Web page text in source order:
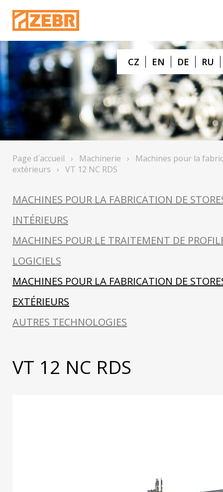
CZ EN DE RU
Page d´accueil › Machinerie › Machines pour la
extérieurs
› VT 12 NC RDS
MACHINES POUR LA FABRICATION DE
INTÉRIEURS
MACHINES POUR LE TRAITEMENT DE
LOGICIELS
MACHINES POUR LA FABRICATION DE
EXTÉRIEURS
AUTRES TECHNOLOGIES
VT 12 NC RDS